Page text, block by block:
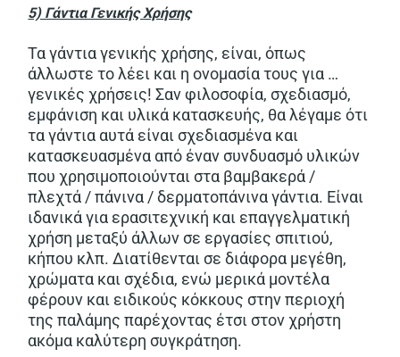
5) Γάντια Γενικής Χρήσης
Τα γάντια γενικής χρήσης, είναι, όπως
άλλωστε το λέει και η ονομασία τους για …
γενικές χρήσεις! Σαν φιλοσοφία, σχεδιασμό,
εμφάνιση και υλικά κατασκευής, θα λέγαμε ότι
τα γάντια αυτά είναι σχεδιασμένα και
κατασκευασμένα από έναν συνδυασμό υλικών
που χρησιμοποιούνται στα βαμβακερά /
πλεχτά / πάνινα / δερματοπάνινα γάντια. Είναι
ιδανικά για ερασιτεχνική και επαγγελματική
χρήση μεταξύ άλλων σε εργασίες σπιτιού,
κήπου κλπ. Διατίθενται σε διάφορα μεγέθη,
χρώματα και σχέδια, ενώ μερικά μοντέλα
φέρουν και ειδικούς κόκκους στην περιοχή
της παλάμης παρέχοντας έτσι στον χρήστη
ακόμα καλύτερη συγκράτηση.